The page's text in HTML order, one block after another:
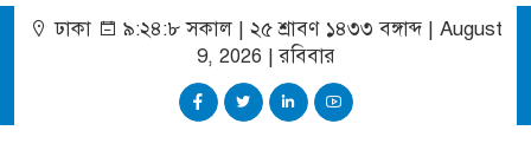
ঢাকা ৯:২৪:৮ সকাল | ২৫ শ্রাবণ ১৪৩৩ বঙ্গাব্দ | August
9, 2026 |রবিবার